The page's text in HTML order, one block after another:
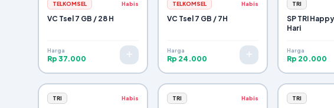
TELKOMSEL Habis
VC Tsel 7 GB / 28 H
Harga
Rp 37.000
TELKOMSEL Habis
VC Tsel 7 GB / 7H
Harga
Rp 24.000
TRI
SP TRI
Hari
Harga
Rp 20.000
TRI Habis TRI Habis TRI